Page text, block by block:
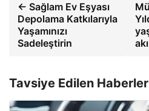
← Sağlam Ev Eşyası
Depolama Katkılarıyla
Yaşamınızı
Sadeleştirin
Tavsiye Edilen Haberler